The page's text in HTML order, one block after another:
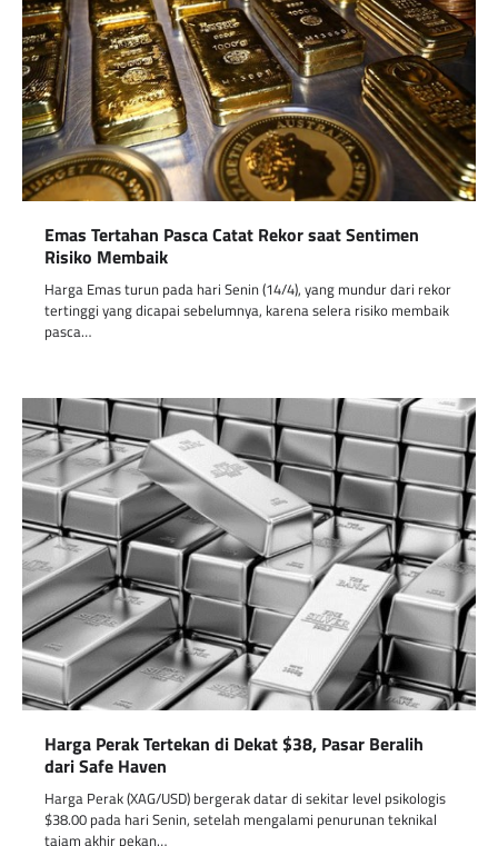
Emas Tertahan Pasca Catat Rekor saat Sentimen
Risiko Membaik
Harga Emas turun pada hari Senin (14/4), yang mundur dari rekor
tertinggi yang dicapai sebelumnya, karena selera risiko membaik
pasca…
Harga Perak Tertekan di Dekat $38, Pasar Beralih
dari Safe Haven
Harga Perak (XAG/USD) bergerak datar di sekitar level psikologis
$38.00 pada hari Senin, setelah mengalami penurunan teknikal
tajam akhir pekan…